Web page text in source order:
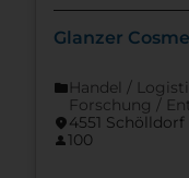
Glanzer
folderHandel /
Forschung /
location_on4551
person100